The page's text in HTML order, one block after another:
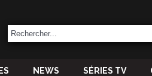
NEWS SÉRIES TV